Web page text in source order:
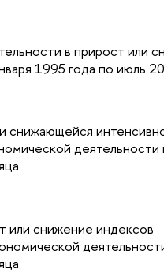
в прирост или
1995 года по июль
снижающейся
деятельности
или снижение индексов